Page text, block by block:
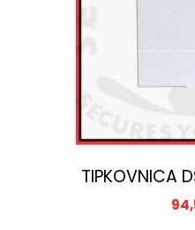
TIPKOVNICA